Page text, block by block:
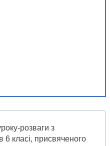
розваги з
6 класі, присвяченого